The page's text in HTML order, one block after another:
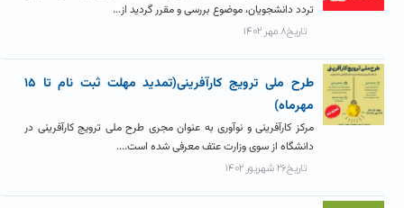
تردد دانشجویان، موضوع بررسی و مقرر گردید از...
تاریخ۸ مهر ۱۴۰۲
طرح ملی ترویج کارآفرینی(تمدید مهلت ثبت نام تا ۱۵
مهرماه)
مرکز کارآفرینی و نوآوری به عنوان مجری طرح ملی ترویج کارآفرینی در
دانشگاه از سوی وزارت عتف معرفی شده است....
تاریخ۲۶ شهریور ۱۴۰۲